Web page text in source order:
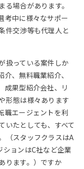
場合があります。
考中に様々なサポー
件交渉等も代理人と
扱っている案件しか
、無料職業紹介、
成果型紹介会社、リ
形態は様々あります
職エージェントを利
いたとしても、すべて
（スタッフクラスはA
ョンはC社など企業
ります。）ですか